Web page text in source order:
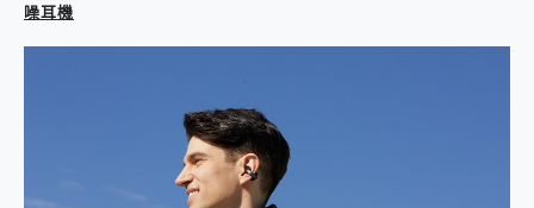
全新 SONY Xperia 1 VI 開箱! 相機實測! 長焦覆蓋更遠更清晰、2日長續航、頂尖影音娛樂效能~
Xiaomi 14 Ultra 開箱 評測~ 有深度的 Leica 影像旗艦手機! 加碼小旗艦 Xiaomi 14 開箱 評測
vivo TWS 3e 真無線藍牙耳機智慧降噪升級、音質明亮溫潤，並支援雙設備連接~
MSI Claw 掌機專屬配件包 來囉 完美保護 MSI Claw A1M-026TW 電競掌機
噪耳機